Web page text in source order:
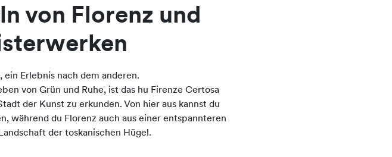
von Florenz und
ein Erlebnis nach dem anderen.
von Grün und Ruhe, ist das hu Firenze Certosa
der Kunst zu erkunden. Von hier aus kannst du
während du Florenz auch aus einer entspannteren
der toskanischen Hügel.